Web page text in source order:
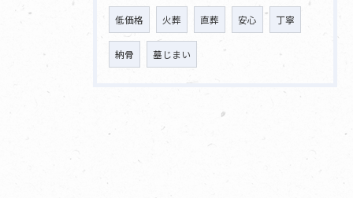
低価格 火葬 直葬 安心 丁寧
納骨 墓じまい